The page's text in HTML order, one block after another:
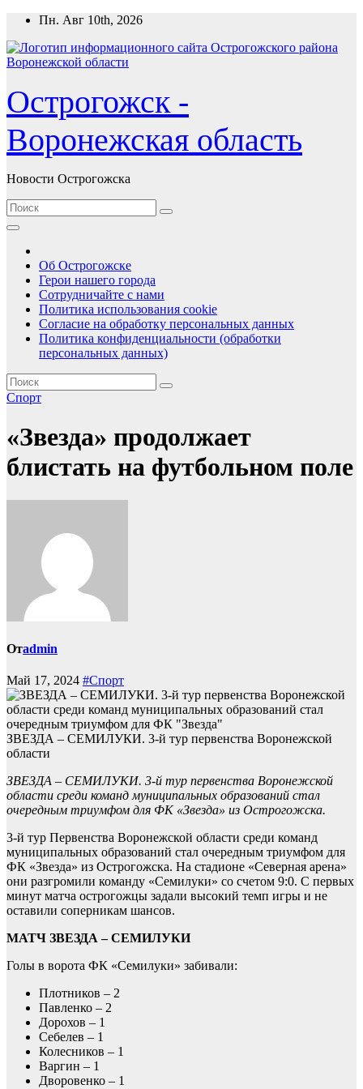
Перейти
содержимому
Пн. Авг 10th, 2026
Острогожск -
Воронежская область
Новости Острогожска
Об Острогожске
Герои нашего города
Сотрудничайте с нами
Политика использования cookie
Согласие на обработку персональных данных
Политика конфиденциальности (обработки
персональных данных)
Спорт
«Звезда» продолжает
блистать на футбольном поле
Отadmin
Май 17, 2024 #Спорт
ЗВЕЗДА – СЕМИЛУКИ. 3-й тур первенства Воронежской
области
ЗВЕЗДА – СЕМИЛУКИ. 3-й тур первенства Воронежской
области среди команд муниципальных образований стал
очередным триумфом для ФК «Звезда» из Острогожска.
3-й тур Первенства Воронежской области среди команд
муниципальных образований стал очередным триумфом для
ФК «Звезда» из Острогожска. На стадионе «Северная арена»
они разгромили команду «Семилуки» со счетом 9:0. С первых
минут матча острогожцы задали высокий темп игры и не
оставили соперникам шансов.
МАТЧ ЗВЕЗДА – СЕМИЛУКИ
Голы в ворота ФК «Семилуки» забивали:
Плотников – 2
Павленко – 2
Дорохов – 1
Себелев – 1
Колесников – 1
Варгин – 1
Дворовенко – 1